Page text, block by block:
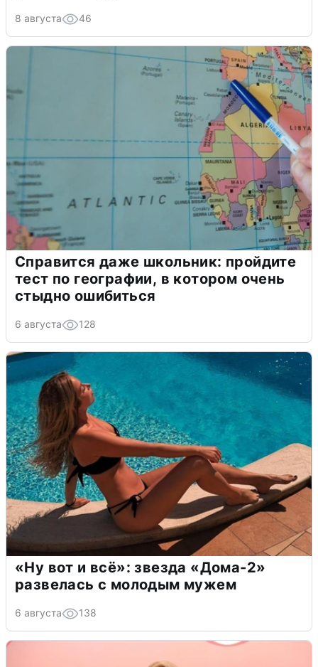
8 августа 46
Справится даже школьник: пройдите
тест по географии, в котором очень
стыдно ошибиться
6 августа 128
«Ну вот и всё»: звезда «Дома-2»
развелась с молодым мужем
6 августа 138